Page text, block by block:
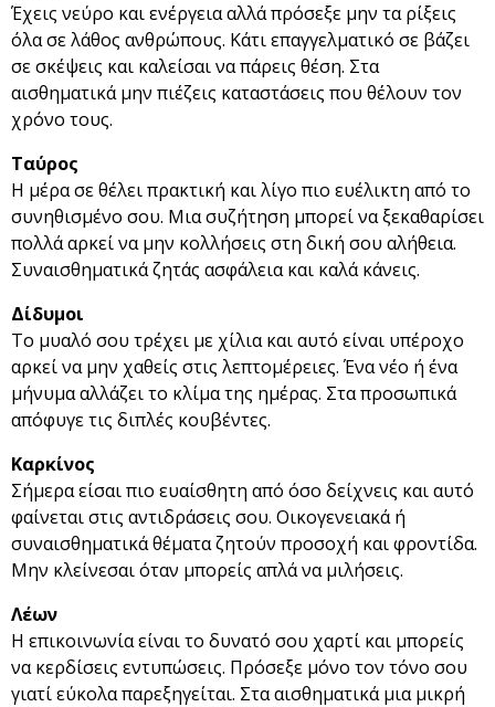
Έχεις νεύρο και ενέργεια αλλά πρόσεξε μην τα ρίξεις
όλα σε λάθος ανθρώπους. Κάτι επαγγελματικό σε βάζει
σε σκέψεις και καλείσαι να πάρεις θέση. Στα
αισθηματικά μην πιέζεις καταστάσεις που θέλουν τον
χρόνο τους.
Ταύρος
Η μέρα σε θέλει πρακτική και λίγο πιο ευέλικτη από το
συνηθισμένο σου. Μια συζήτηση μπορεί να ξεκαθαρίσει
πολλά αρκεί να μην κολλήσεις στη δική σου αλήθεια.
Συναισθηματικά ζητάς ασφάλεια και καλά κάνεις.
Δίδυμοι
Το μυαλό σου τρέχει με χίλια και αυτό είναι υπέροχο
αρκεί να μην χαθείς στις λεπτομέρειες. Ένα νέο ή ένα
μήνυμα αλλάζει το κλίμα της ημέρας. Στα προσωπικά
απόφυγε τις διπλές κουβέντες.
Καρκίνος
Σήμερα είσαι πιο ευαίσθητη από όσο δείχνεις και αυτό
φαίνεται στις αντιδράσεις σου. Οικογενειακά ή
συναισθηματικά θέματα ζητούν προσοχή και φροντίδα.
Μην κλείνεσαι όταν μπορείς απλά να μιλήσεις.
Λέων
Η επικοινωνία είναι το δυνατό σου χαρτί και μπορείς
να κερδίσεις εντυπώσεις. Πρόσεξε μόνο τον τόνο σου
γιατί εύκολα παρεξηγείται. Στα αισθηματικά μια μικρή